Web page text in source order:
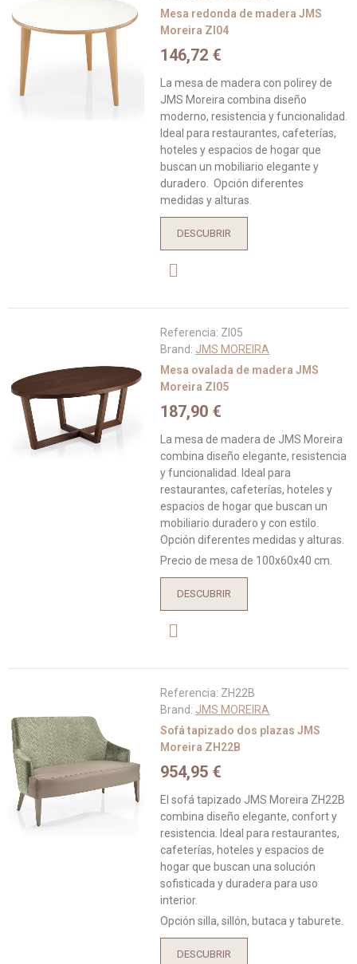
Mesa redonda de madera JMS
Moreira ZI04
146,72 €
La mesa de madera con polirey de
JMS Moreira combina diseño
moderno, resistencia y funcionalidad.
Ideal para restaurantes, cafeterías,
hoteles y espacios de hogar que
buscan un mobiliario elegante y
duradero. Opción diferentes
medidas y alturas.
DESCUBRIR
Referencia: ZI05
Brand: JMS MOREIRA
Mesa ovalada de madera JMS
Moreira ZI05
187,90 €
La mesa de madera de JMS Moreira
combina diseño elegante, resistencia
y funcionalidad. Ideal para
restaurantes, cafeterías, hoteles y
espacios de hogar que buscan un
mobiliario duradero y con estilo.
Opción diferentes medidas y alturas.
Precio de mesa de 100x60x40 cm.
DESCUBRIR
Referencia: ZH22B
Brand: JMS MOREIRA
Sofá tapizado dos plazas JMS
Moreira ZH22B
954,95 €
El sofá tapizado JMS Moreira ZH22B
combina diseño elegante, confort y
resistencia. Ideal para restaurantes,
cafeterías, hoteles y espacios de
hogar que buscan una solución
sofisticada y duradera para uso
interior.
Opción silla, sillón, butaca y taburete.
DESCUBRIR